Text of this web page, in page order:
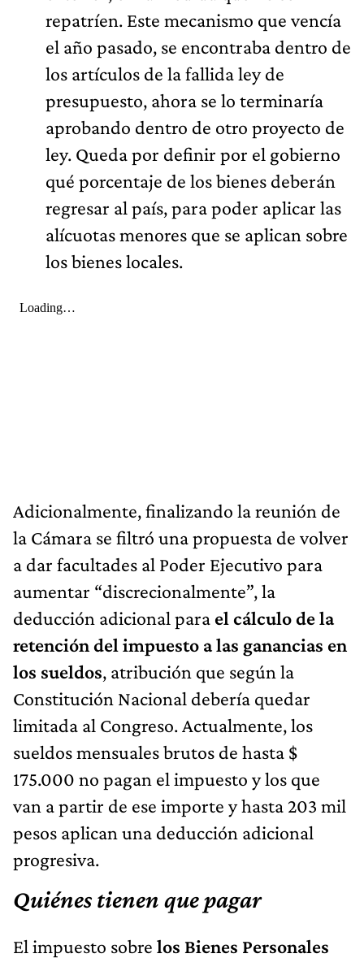
repatríen. Este mecanismo que vencía
el año pasado, se encontraba dentro de
los artículos de la fallida ley de
presupuesto, ahora se lo terminaría
aprobando dentro de otro proyecto de
ley. Queda por definir por el gobierno
qué porcentaje de los bienes deberán
regresar al país, para poder aplicar las
alícuotas menores que se aplican sobre
los bienes locales.
Adicionalmente, finalizando la reunión de
la Cámara se filtró una propuesta de volver
a dar facultades al Poder Ejecutivo para
aumentar “discrecionalmente”, la
deducción adicional para el cálculo de la
retención del impuesto a las ganancias en
los sueldos, atribución que según la
Constitución Nacional debería quedar
limitada al Congreso. Actualmente, los
sueldos mensuales brutos de hasta $
175.000 no pagan el impuesto y los que
van a partir de ese importe y hasta 203 mil
pesos aplican una deducción adicional
progresiva.
Quiénes tienen que pagar
El impuesto sobre los Bienes Personales